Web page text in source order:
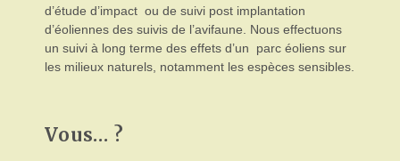
d’étude d’impact ou de suivi post implantation
d’éoliennes des suivis de l’avifaune. Nous effectuons
un suivi à long terme des effets d’un parc éoliens sur
les milieux naturels, notamment les espèces sensibles.
Vous… ?